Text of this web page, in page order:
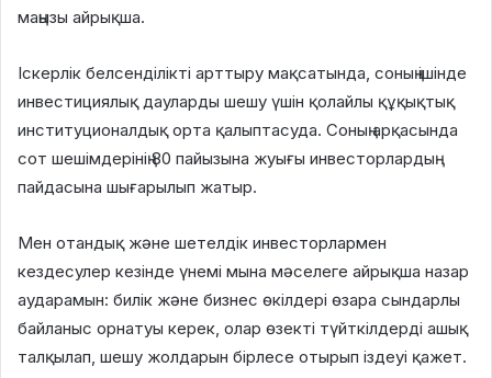
маңызы айрықша.
Іскерлік белсенділікті арттыру мақсатында, соның ішінде
инвестициялық дауларды шешу үшін қолайлы құқықтық
институционалдық орта қалыптасуда. Соның арқасында
сот шешімдерінің 80 пайызына жуығы инвесторлардың
пайдасына шығарылып жатыр.
Мен отандық және шетелдік инвесторлармен
кездесулер кезінде үнемі мына мәселеге айрықша назар
аударамын: билік және бизнес өкілдері өзара сындарлы
байланыс орнатуы керек, олар өзекті түйткілдерді ашық
талқылап, шешу жолдарын бірлесе отырып іздеуі қажет.